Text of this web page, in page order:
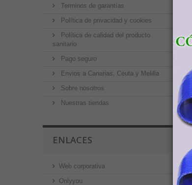
Terminos de garantías
Política de privacidad y cookies
Política de calidad del producto
sanitario
Pago seguro
Envios a Canarias, Ceuta y Melilla
Sobre nosotros
Nuestras tiendas
ENLACES
Web corporativa
Onlyyou